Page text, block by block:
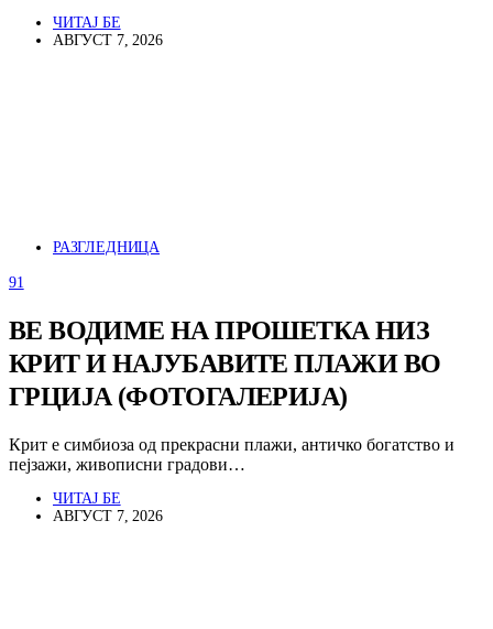
ЧИТАЈ БЕ
АВГУСТ 7, 2026
РАЗГЛЕДНИЦА
91
ВЕ ВОДИМЕ НА ПРОШЕТКА НИЗ
КРИТ И НАЈУБАВИТЕ ПЛАЖИ ВО
ГРЦИЈА (ФОТОГАЛЕРИЈА)
Крит е симбиоза од прекрасни плажи, античко богатство и
пејзажи, живописни градови…
ЧИТАЈ БЕ
АВГУСТ 7, 2026